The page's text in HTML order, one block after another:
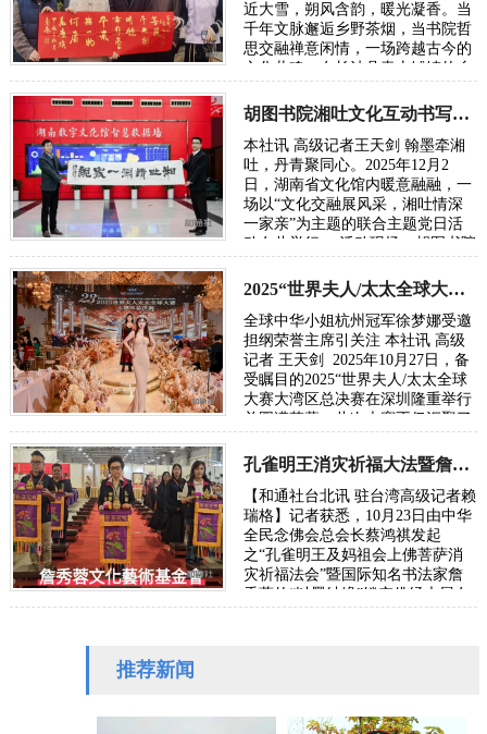
近大雪，朔风含韵，暖光凝香。当
千年文脉邂逅乡野茶烟，当书院哲
思交融禅意闲情，一场跨越古今的
文化共鸣，在长沙县青山铺镇的乡
式入驻青…
胡图书院湘吐文化互动书写民族团结新章
本社讯 高级记者王天剑 翰墨牵湘
吐，丹青聚同心。2025年12月2
日，湖南省文化馆内暖意融融，一
场以“文化交融展风采，湘吐情深
一家亲”为主题的联合主题党日活
动在此举行。 活动现场，胡图书院
吐情深一家亲”…
2025“世界夫人/太太全球大赛大湾区总决赛在深圳落幕
全球中华小姐杭州冠军徐梦娜受邀
担纲荣誉主席引关注 本社讯 高级
记者 王天剑 2025年10月27日，备
受瞩目的2025“世界夫人/太太全球
大赛大湾区总决赛在深圳隆重举行
并圆满落幕。此次大赛不仅汇聚了
华儿女…
孔雀明王消灾祈福大法暨詹秀蓉镂空佛经展台北隆重举行
【和通社台北讯 驻台湾高级记者赖
瑞格】记者获悉，10月23日由中华
全民念佛会总会长蔡鸿祺发起
之“孔雀明王及妈祖会上佛菩萨消
灾祈福法会”暨国际知名书法家詹
秀蓉的“以墨结缘”镂空佛经大展在
推荐新闻